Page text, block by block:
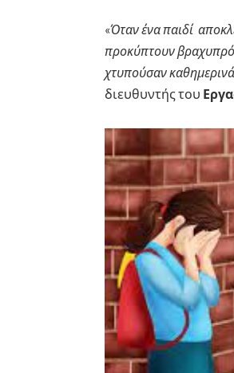
«Όταν ένα παιδί
προκύπτουν
χτυπούσαν καθημερινά
διευθυντής του